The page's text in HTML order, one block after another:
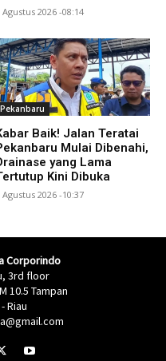
Agustus 2026 -08:14
Pekanbaru
Baik! Jalan Teratai
Mulai Dibenahi,
yang Lama
Kini Dibuka
Agustus 2026 -10:37
Corporindo
3rd floor
10.5 Tampan
Riau